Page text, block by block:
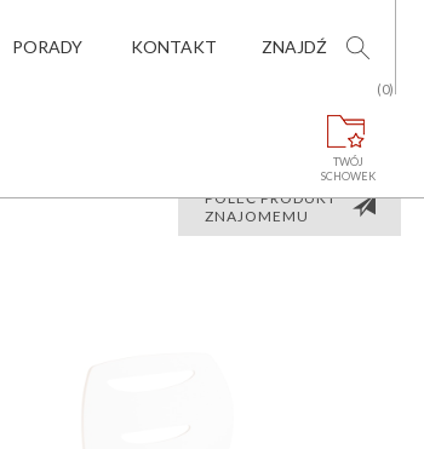
PORADY KONTAKT ZNAJDŹ
TWÓJ
SCHOWEK
(0)
POLEĆ PRODUKT
ZNAJOMEMU